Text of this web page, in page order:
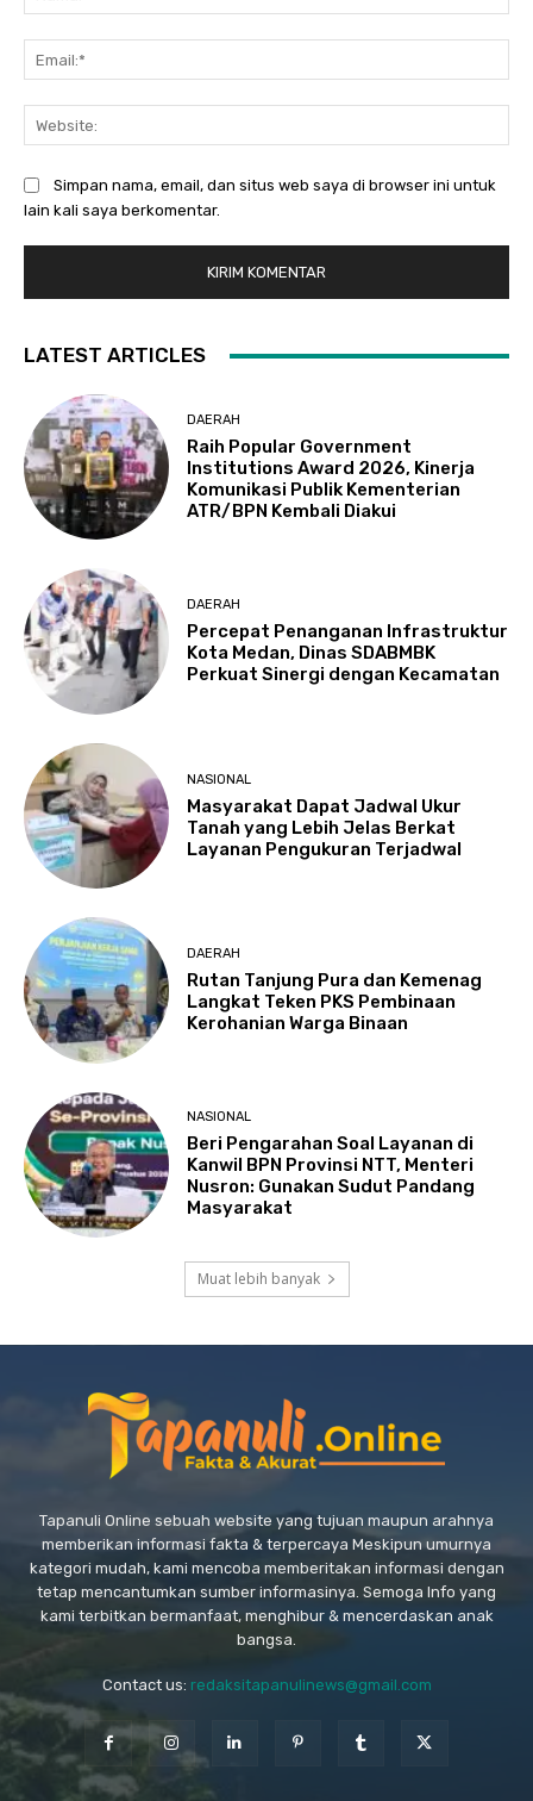
Simpan nama, email, dan situs web saya di browser ini untuk
lain kali saya berkomentar.
LATEST ARTICLES
DAERAH
Raih Popular Government
Institutions Award 2026, Kinerja
Komunikasi Publik Kementerian
ATR/BPN Kembali Diakui
DAERAH
Percepat Penanganan Infrastruktur
Kota Medan, Dinas SDABMBK
Perkuat Sinergi dengan Kecamatan
NASIONAL
Masyarakat Dapat Jadwal Ukur
Tanah yang Lebih Jelas Berkat
Layanan Pengukuran Terjadwal
DAERAH
Rutan Tanjung Pura dan Kemenag
Langkat Teken PKS Pembinaan
Kerohanian Warga Binaan
NASIONAL
Beri Pengarahan Soal Layanan di
Kanwil BPN Provinsi NTT, Menteri
Nusron: Gunakan Sudut Pandang
Masyarakat
Muat lebih banyak
Tapanuli Online sebuah website yang tujuan maupun arahnya
memberikan informasi fakta & terpercaya Meskipun umurnya
kategori mudah, kami mencoba memberitakan informasi dengan
tetap mencantumkan sumber informasinya. Semoga Info yang
kami terbitkan bermanfaat, menghibur & mencerdaskan anak
bangsa.
Contact us: redaksitapanulinews@gmail.com